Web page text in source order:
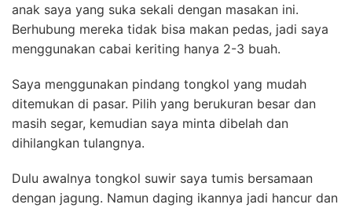
anak saya yang suka sekali dengan masakan ini.
Berhubung mereka tidak bisa makan pedas, jadi saya
menggunakan cabai keriting hanya 2-3 buah.
Saya menggunakan pindang tongkol yang mudah
ditemukan di pasar. Pilih yang berukuran besar dan
masih segar, kemudian saya minta dibelah dan
dihilangkan tulangnya.
Dulu awalnya tongkol suwir saya tumis bersamaan
dengan jagung. Namun daging ikannya jadi hancur dan